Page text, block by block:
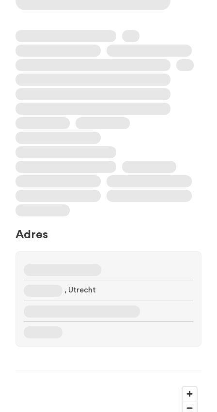
Adres
, Utrecht